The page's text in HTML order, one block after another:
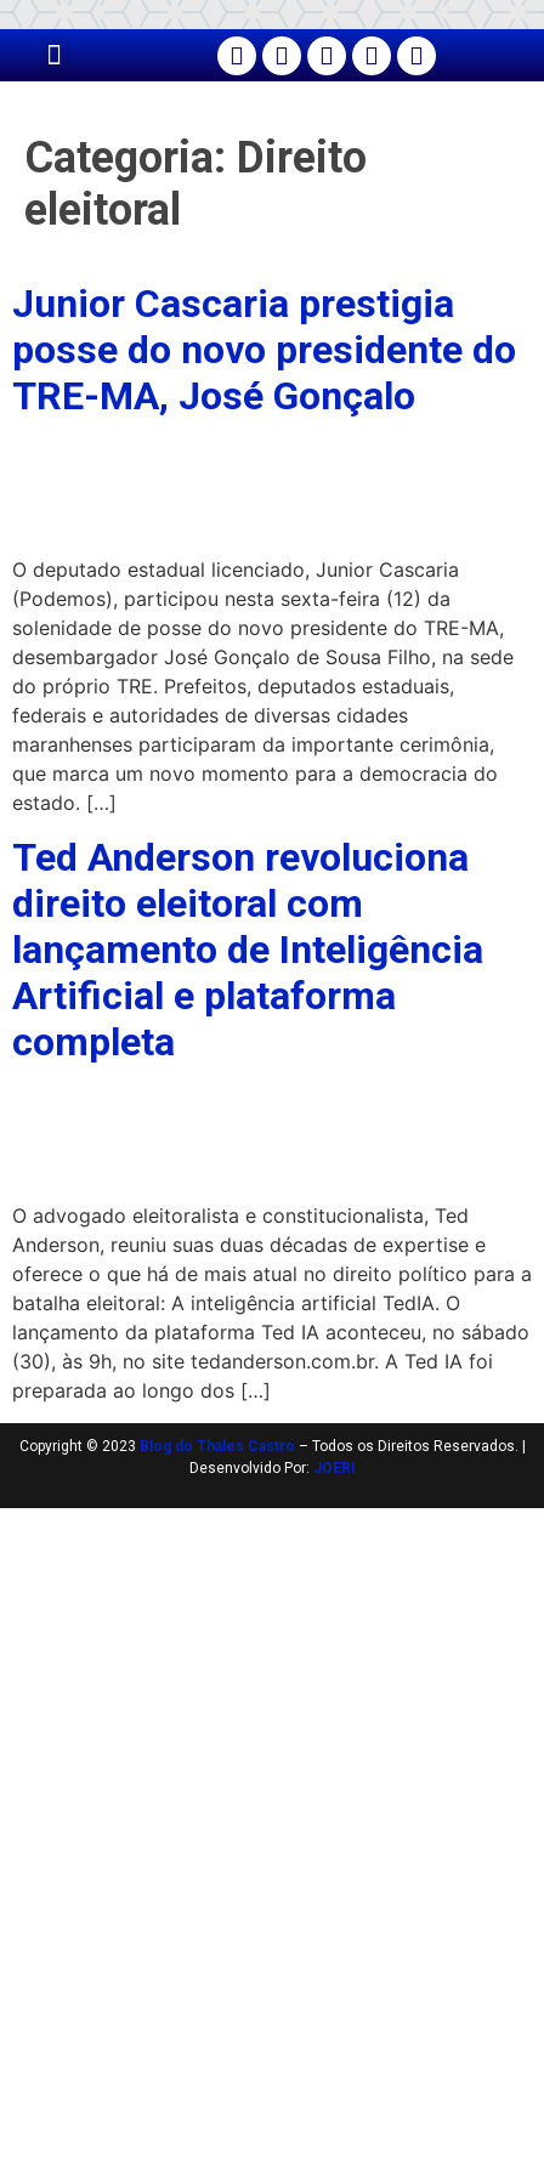
Categoria: Direito
eleitoral
Junior Cascaria prestigia
posse do novo presidente do
TRE-MA, José Gonçalo
O deputado estadual licenciado, Junior Cascaria
(Podemos), participou nesta sexta-feira (12) da
solenidade de posse do novo presidente do TRE-MA,
desembargador José Gonçalo de Sousa Filho, na sede
do próprio TRE. Prefeitos, deputados estaduais,
federais e autoridades de diversas cidades
maranhenses participaram da importante cerimônia,
que marca um novo momento para a democracia do
estado. […]
Ted Anderson revoluciona
direito eleitoral com
lançamento de Inteligência
Artificial e plataforma
completa
O advogado eleitoralista e constitucionalista, Ted
Anderson, reuniu suas duas décadas de expertise e
oferece o que há de mais atual no direito político para a
batalha eleitoral: A inteligência artificial TedIA. O
lançamento da plataforma Ted IA aconteceu, no sábado
(30), às 9h, no site tedanderson.com.br. A Ted IA foi
preparada ao longo dos […]
Copyright © 2023 Blog do Thales Castro – Todos os Direitos Reservados. |
Desenvolvido Por: JOERI